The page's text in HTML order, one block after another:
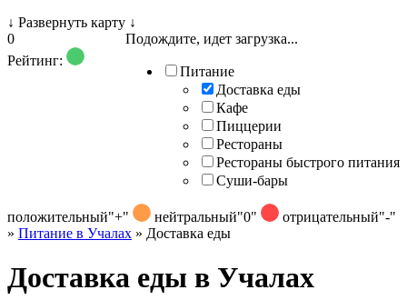
↓ Развернуть карту ↓
Подождите, идет загрузка...
Питание
Доставка еды
Кафе
Пиццерии
Рестораны
Рестораны быстрого питания
Суши-бары
0
Рейтинг:
положительный"+" нейтральный"0" отрицательный"-"
» Питание в Учалах » Доставка еды
Доставка еды в Учалах